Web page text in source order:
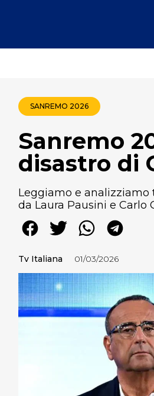
SANREMO 2026
Sanremo
disastro di
Leggiamo e analizziamo
da Laura Pausini e Carlo
Tv Italiana 01/03/2026